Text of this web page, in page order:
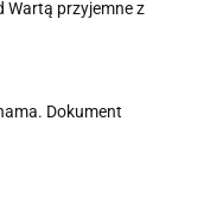
Wartą przyjemne z
Dokument